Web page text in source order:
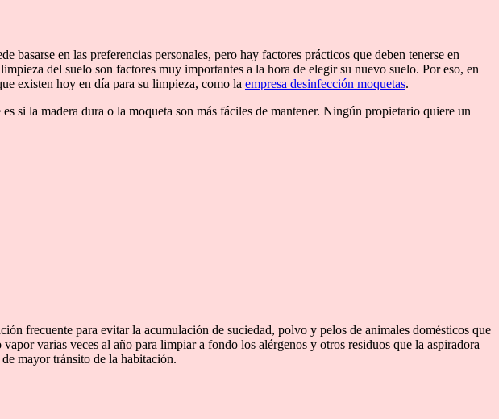
en las preferencias personales, pero hay factores prácticos que deben tenerse en
del suelo son factores muy importantes a la hora de elegir su nuevo suelo. Por eso, en
existen hoy en día para su limpieza, como la empresa desinfección moquetas.
si la madera dura o la moqueta son más fáciles de mantener. Ningún propietario quiere un
frecuente para evitar la acumulación de suciedad, polvo y pelos de animales domésticos que
varias veces al año para limpiar a fondo los alérgenos y otros residuos que la aspiradora
mayor tránsito de la habitación.